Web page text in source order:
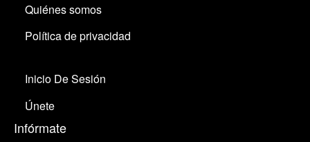
Quiénes somos
Política de privacidad
Inicio De Sesión
Únete
Infórmate